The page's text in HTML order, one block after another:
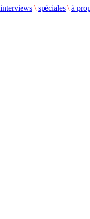
interviews \ spéciales \ à